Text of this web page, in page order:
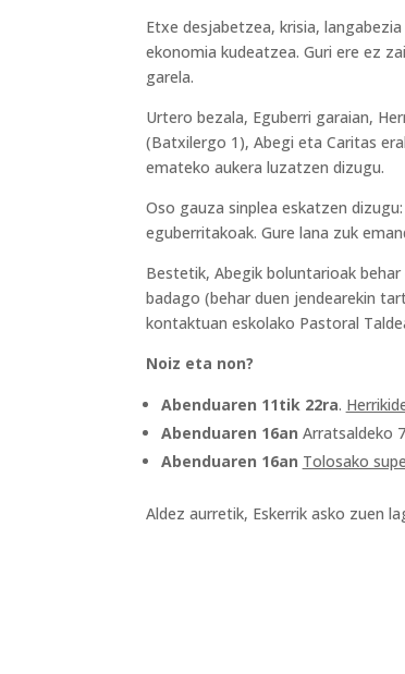
Etxe desjabetzea, krisia,
ekonomia kudeatzea. Guri ere ez
garela.
Urtero bezala, Eguberri garaian,
(Batxilergo 1), Abegi eta Caritas
emateko aukera luzatzen dizugu.
Oso gauza sinplea eskatzen
eguberritakoak. Gure lana zuk
Bestetik, Abegik boluntarioak
badago (behar duen jendearekin
kontaktuan eskolako Pastoral
Noiz eta non?
Abenduaren 11tik 22ra.
Abenduaren 16an Arratsaldeko
Abenduaren 16an Tolosako
Aldez aurretik, Eskerrik asko zuen